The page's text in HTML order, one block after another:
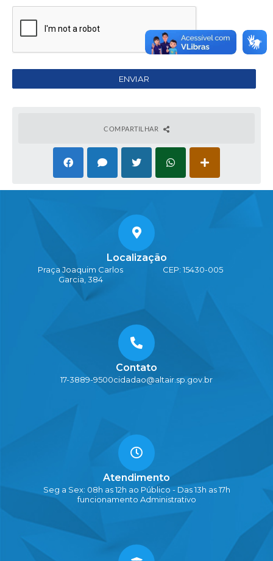
COMPARTILHAR
Localização
Praça Joaquim Carlos
Garcia, 384
CEP: 15430-005
Contato
17-3889-9500cidadao@altair.sp.gov.br
Atendimento
Seg a Sex: 08h as 12h ao Público - Das 13h as 17h
funcionamento Administrativo